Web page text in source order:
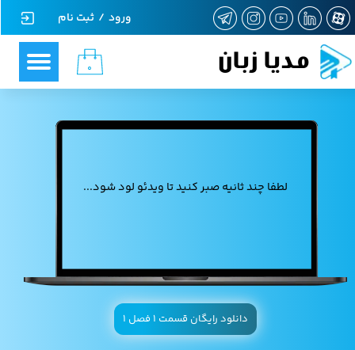
مدیا زبان ۰
ورود / ثبت نام
حساب کاربری من
تغییر گذر واژه
دانلود رایگان قسمت 1 فصل 1
لطفا چند ثانیه صبر کنید تا ویدئو لود شود...
دانلود سریال فرندز با زیرنویس چسبیده انگلیسی و فارسی همزمان و آموزش حین تماشا​​​​​​